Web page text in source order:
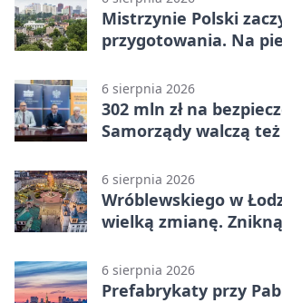
Mistrzynie Polski
przygotowania. Na
6 sierpnia 2026
302 mln zł na
Samorządy walczą
6 sierpnia 2026
Wróblewskiego w
wielką zmianę.
6 sierpnia 2026
Prefabrykaty przy